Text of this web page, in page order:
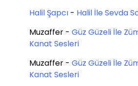
Halil Şapcı - Halil İle Sevda
Muzaffer - Güz Güzeli İle
Kanat Sesleri
Muzaffer - Güz Güzeli İle
Kanat Sesleri